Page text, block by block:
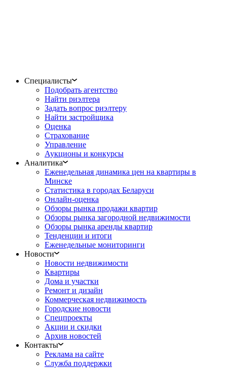
Специалисты
Подобрать агентство
Найти риэлтера
Задать вопрос риэлтеру
Найти застройщика
Оценка
Страхование
Управление
Аукционы и конкурсы
Аналитика
Еженедельная динамика цен на квартиры в
Минске
Статистика в городах Беларуси
Онлайн-оценка
Обзоры рынка продажи квартир
Обзоры рынка загородной недвижимости
Обзоры рынка аренды квартир
Тенденции и итоги
Еженедельные мониторинги
Новости
Новости недвижимости
Квартиры
Дома и участки
Ремонт и дизайн
Коммерческая недвижимость
Городские новости
Спецпроекты
Акции и скидки
Архив новостей
Контакты
Реклама на сайте
Служба поддержки